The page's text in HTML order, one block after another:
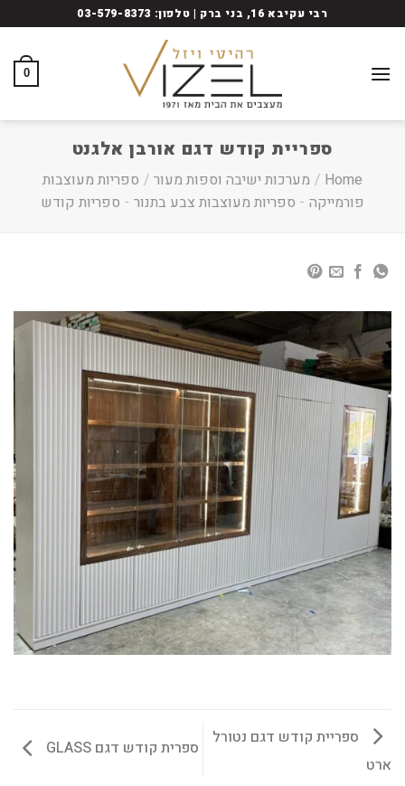
to
רבי עקיבא 16, בני ברק | טלפון: 03-579-8373
0
ספריית קודש דגם אורבן אלגנט
Home
/ מערכות ישיבה וספות מעור / ספריות מעוצבות
פורמייקה - ספריות מעוצבות צבע בתנור - ספריות קודש
ספריית קודש דגם נטורל
ארט
ספרית קודש דגם GLASS